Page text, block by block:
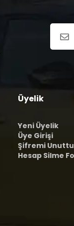
Üyelik
Yeni Üyelik
Üye Girişi
Şifremi
Hesap Silme